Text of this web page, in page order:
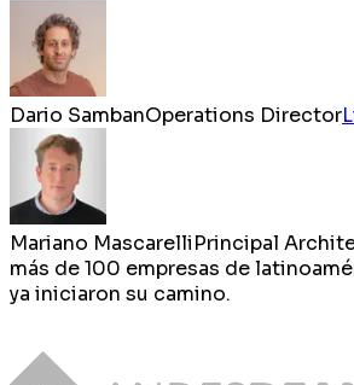
Dario SambanOperations Director
Mariano MascarelliPrincipal
más de100 empresas de
ya iniciaron su camino.